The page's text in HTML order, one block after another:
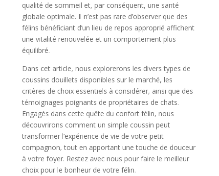
qualité de sommeil et, par conséquent, une santé
globale optimale. Il n’est pas rare d’observer que des
félins bénéficiant d’un lieu de repos approprié affichent
une vitalité renouvelée et un comportement plus
équilibré.
Dans cet article, nous explorerons les divers types de
coussins douillets disponibles sur le marché, les
critères de choix essentiels à considérer, ainsi que des
témoignages poignants de propriétaires de chats.
Engagés dans cette quête du confort félin, nous
découvrirons comment un simple coussin peut
transformer l’expérience de vie de votre petit
compagnon, tout en apportant une touche de douceur
à votre foyer. Restez avec nous pour faire le meilleur
choix pour le bonheur de votre félin.